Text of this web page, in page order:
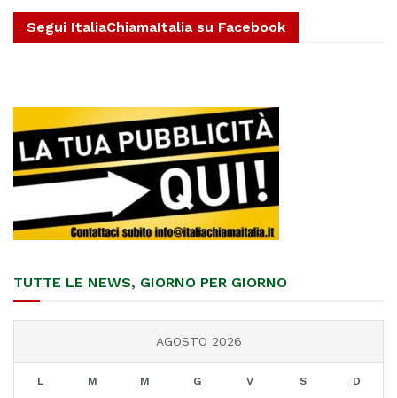
Segui ItaliaChiamaItalia su Facebook
TUTTE LE NEWS, GIORNO PER GIORNO
AGOSTO 2026
L M M G V S D